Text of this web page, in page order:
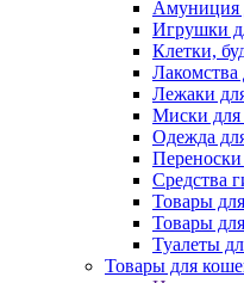
Амуниция
Игрушки
Клетки,
Лакомства
Лежаки
Миски для
Одежда
Переноски
Средства
Товары
Товары
Туалеты
Товары для